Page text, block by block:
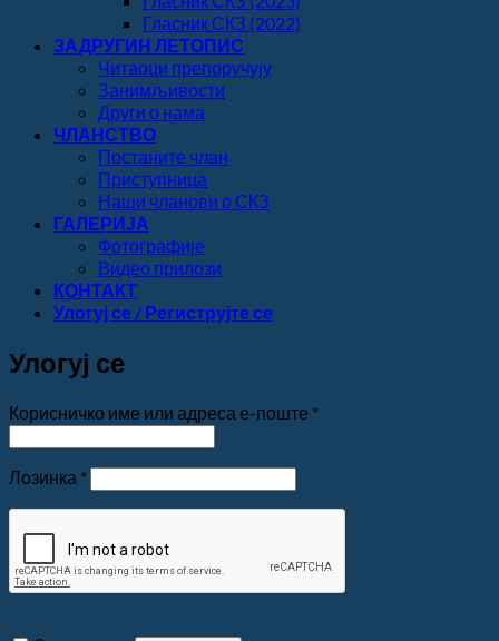
Гласник СКЗ (2022)
ЗАДРУГИН ЛЕТОПИС
Читаоци препоручују
Занимљивости
Други о нама
ЧЛАНСТВО
Постаните члан
Приступница
Наши чланови о СКЗ
ГАЛЕРИЈА
Фотографије
Видео прилози
КОНТАКТ
Улогуј се / Региструјте се
Улогуј се
Корисничко име или адреса е-поште *Обавезно
Лозинка *Обавезно